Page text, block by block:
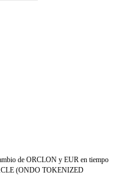
de ORCLON y EUR en tiempo
(ONDO TOKENIZED